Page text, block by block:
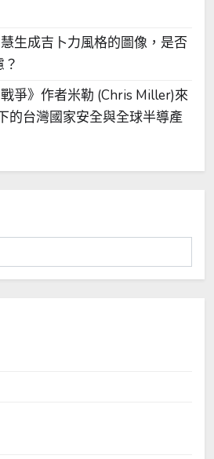
生成吉卜力風格的圖像，是否
爭》作者米勒 (Chris Miller)來
的台灣國家安全與全球半導產